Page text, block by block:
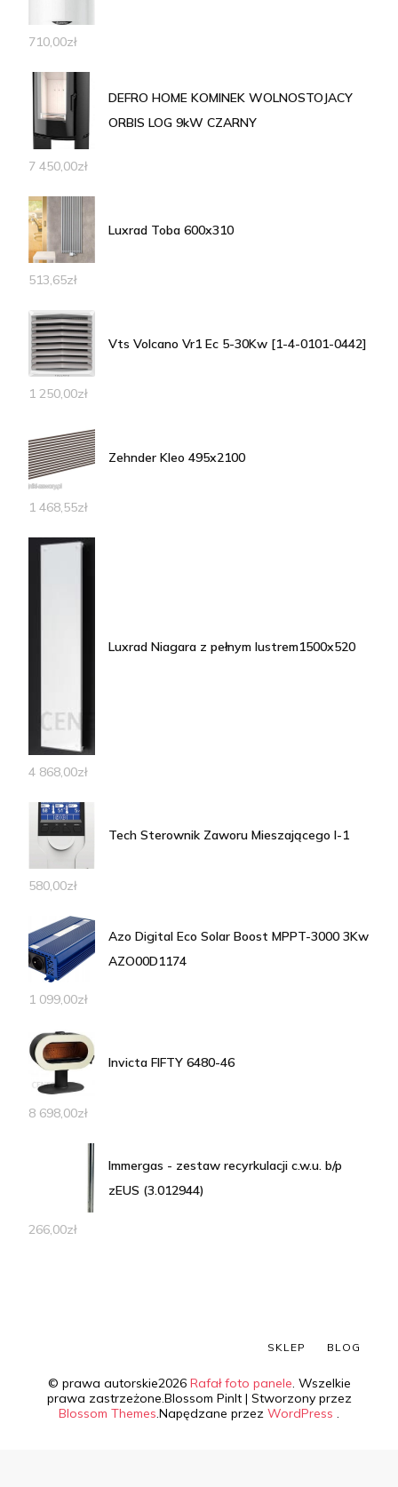
710,00zł
DEFRO HOME KOMINEK WOLNOSTOJACY
ORBIS LOG 9kW CZARNY
7 450,00zł
Luxrad Toba 600x310
513,65zł
Vts Volcano Vr1 Ec 5-30Kw [1-4-0101-0442]
1 250,00zł
Zehnder Kleo 495x2100
1 468,55zł
Luxrad Niagara z pełnym lustrem1500x520
4 868,00zł
Tech Sterownik Zaworu Mieszającego I-1
580,00zł
Azo Digital Eco Solar Boost MPPT-3000 3Kw
AZO00D1174
1 099,00zł
Invicta FIFTY 6480-46
8 698,00zł
Immergas - zestaw recyrkulacji c.w.u. b/p
zEUS (3.012944)
266,00zł
© prawa autorskie2026 Rafał foto panele. Wszelkie
prawa zastrzeżone.Blossom PinIt | Stworzony przez
Blossom Themes.Napędzane przez WordPress .
SKLEP BLOG